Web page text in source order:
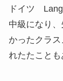
ドイツ
中級になり
かったクラ
れたたことも